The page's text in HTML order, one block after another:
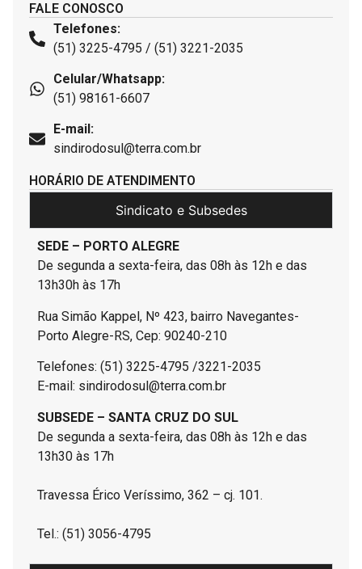
FALE CONOSCO
Telefones:
(51) 3225-4795 / (51) 3221-2035
Celular/Whatsapp:
(51) 98161-6607
E-mail:
sindirodosul@terra.com.br
HORÁRIO DE ATENDIMENTO
Sindicato e Subsedes
SEDE – PORTO ALEGRE
De segunda a sexta-feira, das 08h às 12h e das
13h30h às 17h
Rua Simão Kappel, Nº 423, bairro Navegantes-
Porto Alegre-RS, Cep: 90240-210
Telefones: (51) 3225-4795 /3221-2035
E-mail: sindirodosul@terra.com.br
SUBSEDE – SANTA CRUZ DO SUL
De segunda a sexta-feira, das 08h às 12h e das
13h30 às 17h
Travessa Érico Veríssimo, 362 – cj. 101.
Tel.: (51) 3056-4795